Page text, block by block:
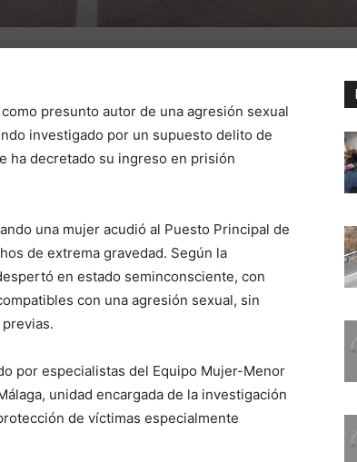
presunto autor de una agresión sexual
investigado por un supuesto delito de
ha decretado su ingreso en prisión
una mujer acudió al Puesto Principal de
de extrema gravedad. Según la
en estado seminconsciente, con
con una agresión sexual, sin
por especialistas del Equipo Mujer-Menor
unidad encargada de la investigación
de víctimas especialmente